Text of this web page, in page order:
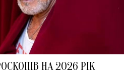
НА 2026 РІК